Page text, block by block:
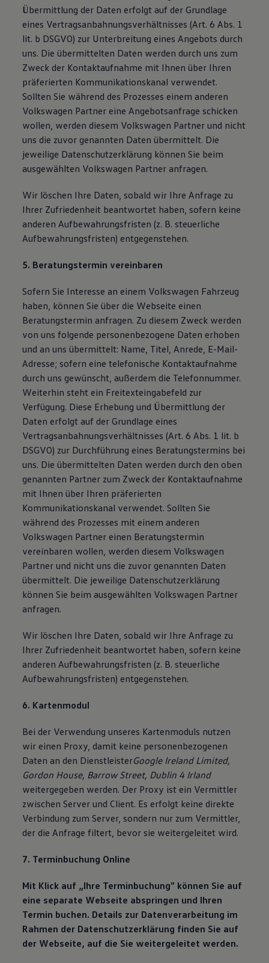
Übermittlung der Daten erfolgt auf der Grundlage
eines Vertragsanbahnungsverhältnisses (Art. 6 Abs. 1
lit. b DSGVO) zur Unterbreitung eines Angebots durch
uns. Die übermittelten Daten werden durch uns zum
Zweck der Kontaktaufnahme mit Ihnen über Ihren
präferierten Kommunikationskanal verwendet.
Sollten Sie während des Prozesses einem anderen
Volkswagen Partner eine Angebotsanfrage schicken
wollen, werden diesem Volkswagen Partner und nicht
uns die zuvor genannten Daten übermittelt. Die
jeweilige Datenschutzerklärung können Sie beim
ausgewählten Volkswagen Partner anfragen.
Wir löschen Ihre Daten, sobald wir Ihre Anfrage zu
Ihrer Zufriedenheit beantwortet haben, sofern keine
anderen Aufbewahrungsfristen (z. B. steuerliche
Aufbewahrungsfristen) entgegenstehen.
5. Beratungstermin vereinbaren
Sofern Sie Interesse an einem Volkswagen Fahrzeug
haben, können Sie über die Webseite einen
Beratungstermin anfragen. Zu diesem Zweck werden
von uns folgende personenbezogene Daten erhoben
und an uns übermittelt: Name, Titel, Anrede, E-Mail-
Adresse; sofern eine telefonische Kontaktaufnahme
durch uns gewünscht, außerdem die Telefonnummer.
Weiterhin steht ein Freitexteingabefeld zur
Verfügung. Diese Erhebung und Übermittlung der
Daten erfolgt auf der Grundlage eines
Vertragsanbahnungsverhältnisses (Art. 6 Abs. 1 lit. b
DSGVO) zur Durchführung eines Beratungstermins bei
uns. Die übermittelten Daten werden durch den oben
genannten Partner zum Zweck der Kontaktaufnahme
mit Ihnen über Ihren präferierten
Kommunikationskanal verwendet. Sollten Sie
während des Prozesses mit einem anderen
Volkswagen Partner einen Beratungstermin
vereinbaren wollen, werden diesem Volkswagen
Partner und nicht uns die zuvor genannten Daten
übermittelt. Die jeweilige Datenschutzerklärung
können Sie beim ausgewählten Volkswagen Partner
anfragen.
Wir löschen Ihre Daten, sobald wir Ihre Anfrage zu
Ihrer Zufriedenheit beantwortet haben, sofern keine
anderen Aufbewahrungsfristen (z. B. steuerliche
Aufbewahrungsfristen) entgegenstehen.
6. Kartenmodul
Bei der Verwendung unseres Kartenmoduls nutzen
wir einen Proxy, damit keine personenbezogenen
Daten an den DienstleisterGoogle Ireland Limited,
Gordon House, Barrow Street, Dublin 4 Irland
weitergegeben werden. Der Proxy ist ein Vermittler
zwischen Server und Client. Es erfolgt keine direkte
Verbindung zum Server, sondern nur zum Vermittler,
der die Anfrage filtert, bevor sie weitergeleitet wird.
7. Terminbuchung Online
Mit Klick auf „Ihre Terminbuchung" können Sie auf
eine separate Webseite abspringen und Ihren
Termin buchen. Details zur Datenverarbeitung im
Rahmen der Datenschutzerklärung finden Sie auf
der Webseite, auf die Sie weitergeleitet werden.